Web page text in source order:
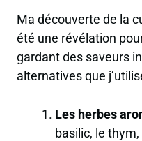
Ma découverte de la
été une révélation
gardant des saveurs
alternatives que
Les herbes
basilic, le